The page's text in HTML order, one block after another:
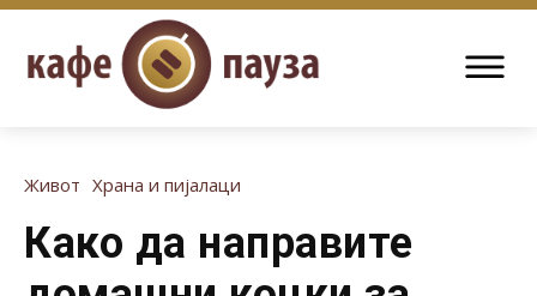
Живот Храна и пијалаци
Како да направите